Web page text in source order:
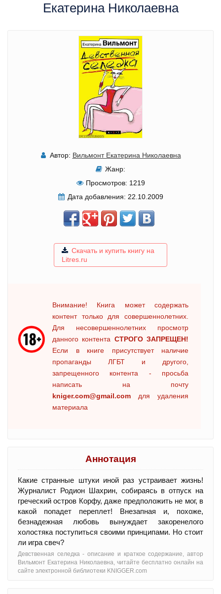
Екатерина Николаевна
Автор: Вильмонт Екатерина Николаевна
Жанр:
Просмотров: 1219
Дата добавления: 22.10.2009
Скачать и купить книгу на
Litres.ru
Внимание! Книга может содержать
контент только для совершеннолетних.
Для несовершеннолетних просмотр
данного контента СТРОГО ЗАПРЕЩЕН!
Если в книге присутствует наличие
пропаганды ЛГБТ и другого,
запрещенного контента - просьба
написать на почту
kniger.com@gmail.com для удаления
материала
Аннотация
Какие странные штуки иной раз устраивает жизнь!
Журналист Родион Шахрин, собираясь в отпуск на
греческий остров Корфу, даже предположить не мог, в
какой попадет переплет! Внезапная и, похоже,
безнадежная любовь вынуждает закоренелого
холостяка поступиться своими принципами. Но стоит
ли игра свеч?
Девственная селедка - oписание и краткое содержание, автор
Вильмонт Екатерина Николаевна, читайте бесплатно онлайн на
сайте электронной библиотеки KNIGGER.com